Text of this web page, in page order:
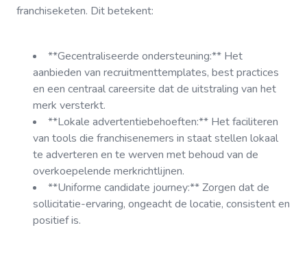
franchiseketen. Dit betekent:
**Gecentraliseerde ondersteuning:** Het
aanbieden van recruitmenttemplates, best practices
en een centraal careersite dat de uitstraling van het
merk versterkt.
**Lokale advertentiebehoeften:** Het faciliteren
van tools die franchisenemers in staat stellen lokaal
te adverteren en te werven met behoud van de
overkoepelende merkrichtlijnen.
**Uniforme candidate journey:** Zorgen dat de
sollicitatie-ervaring, ongeacht de locatie, consistent en
positief is.